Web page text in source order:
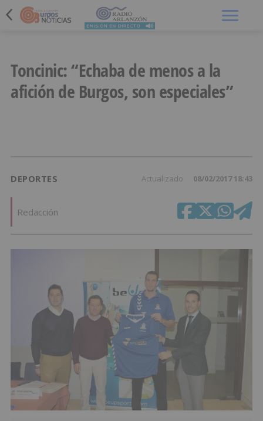
Toncinic: “Echaba de menos a la
afición de Burgos, son especiales”
DEPORTES Actualizado 08/02/2017 18:43
Redacción